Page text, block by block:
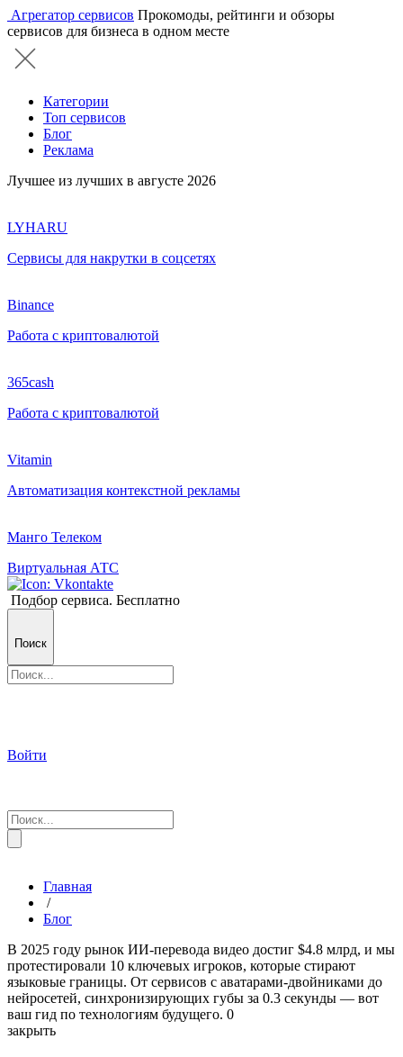
Агрегатор сервисов Прокомоды, рейтинги и обзоры
сервисов для бизнеса в одном месте
Категории
Топ сервисов
Блог
Реклама
Лучшее из лучших в августе 2026
LYHARU
Сервисы для накрутки в соцсетях
Binance
Работа с криптовалютой
365cash
Работа с криптовалютой
Vitamin
Автоматизация контекстной рекламы
Манго Телеком
Виртуальная АТС
Подбор сервиса. Бесплатно
Поиск
Войти
Главная
/
Блог
В 2025 году рынок ИИ-перевода видео достиг $4.8 млрд, и мы
протестировали 10 ключевых игроков, которые стирают
языковые границы. От сервисов с аватарами-двойниками до
нейросетей, синхронизирующих губы за 0.3 секунды — вот
ваш гид по технологиям будущего. 0
закрыть